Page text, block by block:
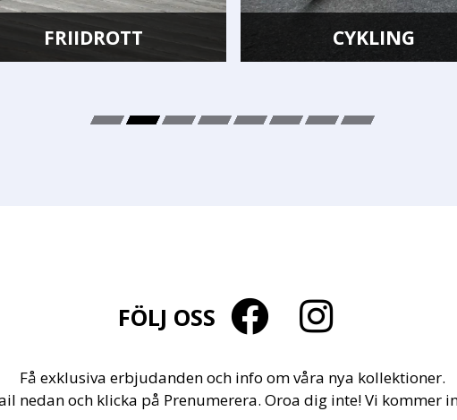
FÖLJ OSS
Få exklusiva erbjudanden och info om våra nya kollektioner.
nedan och klicka på Prenumerera. Oroa dig inte! Vi kommer